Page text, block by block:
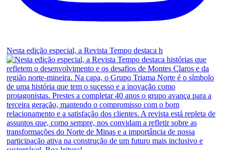
Nesta edição especial, a Revista Tempo destaca h